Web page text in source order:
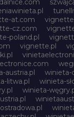
at.com
cz.com
poland.pl
vignette.pl
austria.pl
winieta-
litwa.pl
winieta-
winieta-